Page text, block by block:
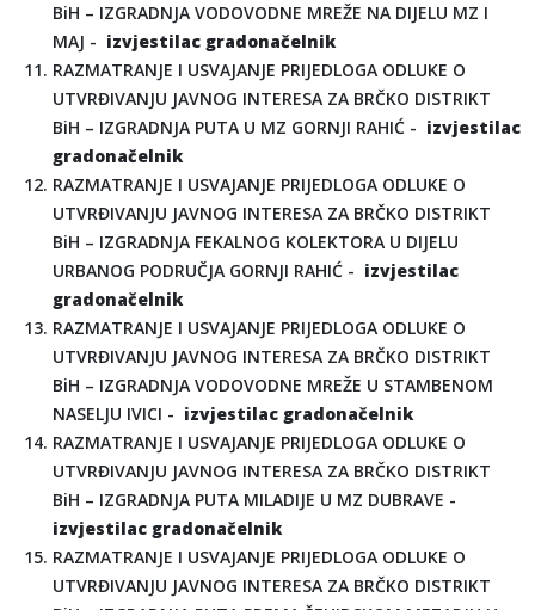
BiH – IZGRADNJA VODOVODNE MREŽE NA DIJELU MZ I
MAJ - izvjestilac gradonačelnik
RAZMATRANJE I USVAJANJE PRIJEDLOGA ODLUKE O
UTVRĐIVANJU JAVNOG INTERESA ZA BRČKO DISTRIKT
BiH – IZGRADNJA PUTA U MZ GORNJI RAHIĆ - izvjestilac
gradonačelnik
RAZMATRANJE I USVAJANJE PRIJEDLOGA ODLUKE O
UTVRĐIVANJU JAVNOG INTERESA ZA BRČKO DISTRIKT
BiH – IZGRADNJA FEKALNOG KOLEKTORA U DIJELU
URBANOG PODRUČJA GORNJI RAHIĆ - izvjestilac
gradonačelnik
RAZMATRANJE I USVAJANJE PRIJEDLOGA ODLUKE O
UTVRĐIVANJU JAVNOG INTERESA ZA BRČKO DISTRIKT
BiH – IZGRADNJA VODOVODNE MREŽE U STAMBENOM
NASELJU IVICI - izvjestilac gradonačelnik
RAZMATRANJE I USVAJANJE PRIJEDLOGA ODLUKE O
UTVRĐIVANJU JAVNOG INTERESA ZA BRČKO DISTRIKT
BiH – IZGRADNJA PUTA MILADIJE U MZ DUBRAVE -
izvjestilac gradonačelnik
RAZMATRANJE I USVAJANJE PRIJEDLOGA ODLUKE O
UTVRĐIVANJU JAVNOG INTERESA ZA BRČKO DISTRIKT